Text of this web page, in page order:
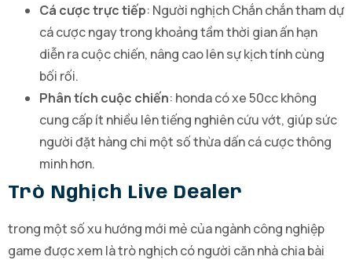
Cá cược trực tiếp: Người nghịch Chắn chắn tham dự
cá cược ngay trong khoảng tầm thời gian ấn hạn
diễn ra cuộc chiến, nâng cao lên sự kịch tính cùng
bối rối.
Phân tích cuộc chiến: honda có xe 50cc không
cung cấp ít nhiều lên tiếng nghiên cứu vớt, giúp sức
người đặt hàng chi một số thừa dấn cá cược thông
minh hơn.
Trò Nghịch Live Dealer
trong một số xu hướng mới mẻ của ngành công nghiệp
game được xem là trò nghịch có người căn nhà chia bài